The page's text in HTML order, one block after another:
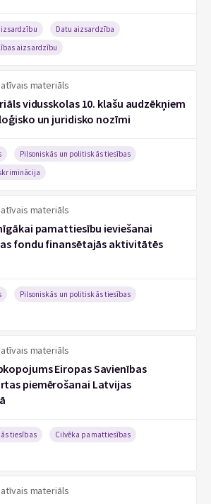
Datu aizsardzība
aizsardzību
materiāls
vidusskolas 10. klašu audzēkņiem
un juridisko nozīmi
Pilsoniskās un politiskās tiesības
materiāls
pamattiesību ieviešanai
fondu finansētajās aktivitātēs
Pilsoniskās un politiskās tiesības
materiāls
Eiropas Savienības
piemērošanai Latvijas
tiesības
Cilvēka pamattiesības
materiāls